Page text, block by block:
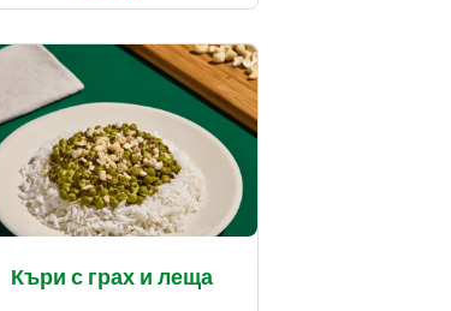
Къри с грах и леща